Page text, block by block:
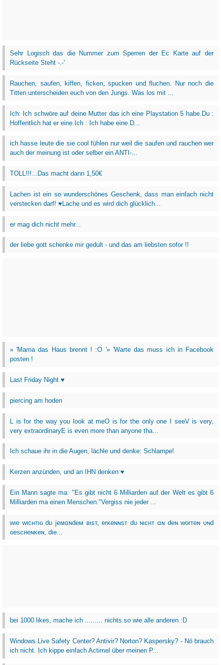
Sehr Logisch das die Nummer zum Sperren der Ec Karte auf der
Rückseite Steht -.-'
Rauchen, saufen, kiffen, ficken, spucken und fluchen. Nur noch die
Titten unterscheiden euch von den Jungs. Was los mit ...
Ich: Ich schwöre auf deine Mutter das ich eine Playstation 5 habe.Du :
Hoffentlich hat er eine.Ich : Ich habe eine.D...
ich hasse leute die sie cool fühlen nur weil die saufen und rauchen wer
auch der meinung ist oder selber ein ANTI-...
TOLL!!!...Das macht dann 1,50€
Lachen ist ein so wunderschönes Geschenk, dass man einfach nicht
verstecken darf! ♥Lache und es wird dich glücklich...
er mag dich nicht mehr...
der liebe gott schenke mir gedult - und das am liebsten sofor !!
» 'Mama das Haus brennt ! :O '» 'Warte das muss ich in Facebook
posten !
Last Friday Night ♥
piercing am hoden
L is for the way you look at meO is for the only one I seeV is very,
very extraordinaryE is even more than anyone tha...
Ich schaue ihr in die Augen, lächle und denke: Schlampe!
Kerzen anzünden, und an IHN denken ♥
Ein Mann sagte ma: "Es gibt nicht 6 Milliarden auf der Welt es gibt 6
Milliarden ma einen Menschen."Vergiss nie jeder ...
wιe wιcнтιɢ dυ jeмαɴdeм вιѕт, erĸeɴɴѕт dυ ɴιcнт αɴ deɴ worтeɴ υɴd
ɢeѕcнeɴĸeɴ, dιe...
bei 1000 likes, mache ich ......... nichts.so wie alle anderen :D
Windows Live Safety Center? Antivir? Norton? Kaspersky? - Nö brauch
ich nicht. Ich kippe einfach Actimel über meinen P...